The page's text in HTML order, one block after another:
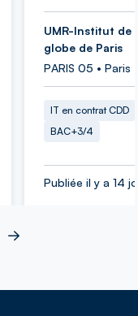
UMR-Institut de
globe de Paris
PARIS 05 • Paris
IT en contrat CDD
BAC+3/4
Publiée il y a 14